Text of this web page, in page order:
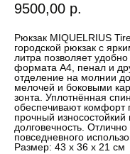
9500,00 р.
Рюкзак MIQUELRIUS
городской рюкзак с
литра позволяет
формата A4, пенал и
отделение на молнии
мелочей и боковыми
зонта. Уплотнённая
обеспечивают
прочный износостойкий
долговечность.
повседневного
Размер: 43 х 36 х 21 см